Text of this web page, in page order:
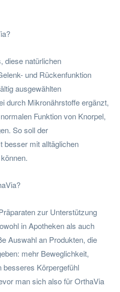
diese natürlichen
und Rückenfunktion
ausgewählten
durch Mikronährstoffe ergänzt,
Funktion von Knorpel,
So soll der
besser mit alltäglichen
zur Unterstützung
in Apotheken als auch
Auswahl an Produkten, die
mehr Beweglichkeit,
besseres Körpergefühl
man sich also für OrthaVia